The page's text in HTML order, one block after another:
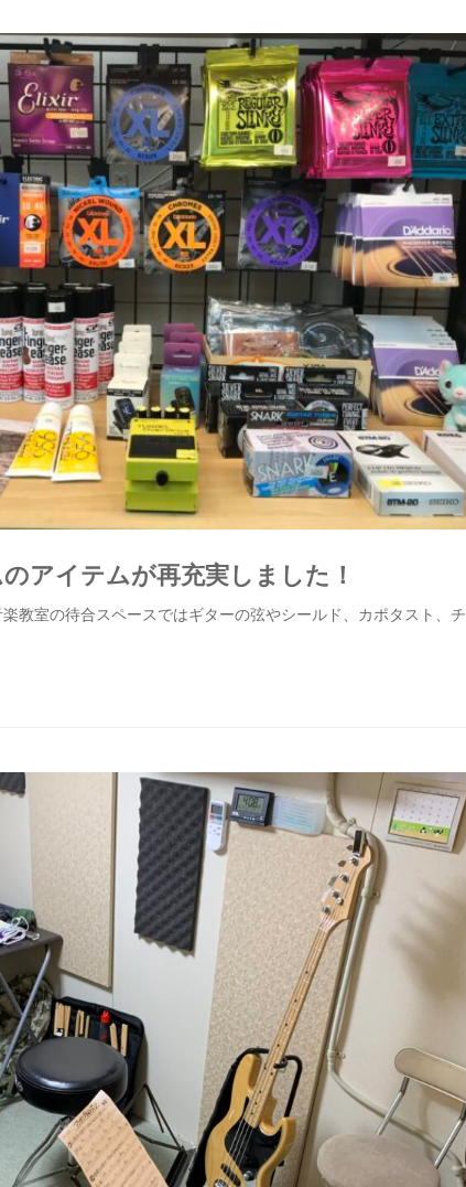
アイテムが再充実しました！
教室の待合スペースではギターの弦やシールド、カポタスト、チ